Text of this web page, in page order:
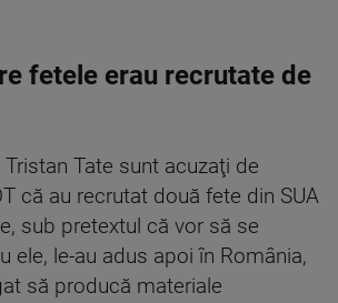
fetele erau recrutate de
Tate sunt acuzaţi de
că au recrutat două fete din SUA
sub pretextul că vor să se
ele, le-au adus apoi în România,
să producă materiale